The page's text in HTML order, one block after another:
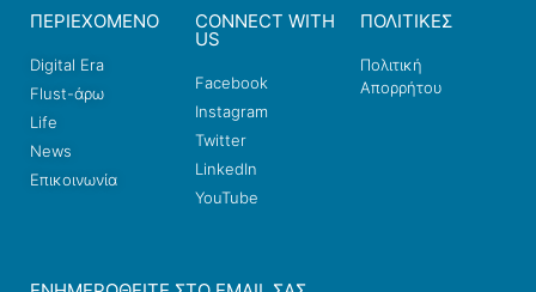
ΠΕΡΙΕΧΟΜΕΝΟ
Digital Era
Flust-άρω
Life
News
Επικοινωνία
CONNECT WITH
US
Facebook
Instagram
Twitter
LinkedIn
YouTube
ΠΟΛΙΤΙΚΕΣ
Πολιτική
Απορρήτου